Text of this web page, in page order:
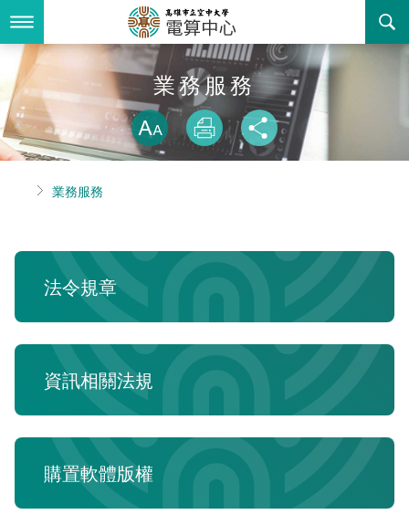
到
要
容
最新消息
關於我們
組織職掌
聯絡資訊
諮詢信箱
業務服務
法令規章
購置軟體版權
自由軟體清單
資料開放
常見問答
書表下載
業務服務
放大
列印 分享
首頁業務服務
法令規章
資訊相關法規
購置軟體版權